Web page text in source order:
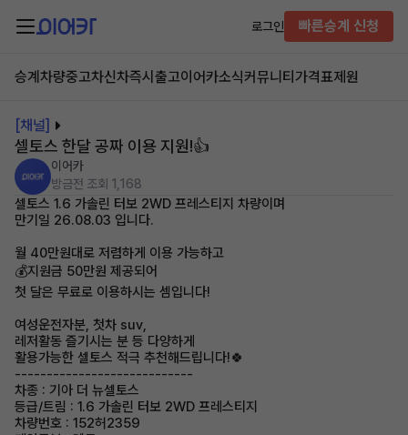
로그인 빠른승계 신청
승계차량중고차신차즉시출고이어카소식커뮤니티 가격표제원
[채널]
셀토스 한달 공짜 이용 지원!👍
이어카
방금전 조회 1,168
셀토스 1.6 가솔린 터보 2WD 프레스티지 차량이며
만기일 26.08.03 입니다.
월 40만원대로 저렴하게 이용 가능하고
💰지원금 50만원 제공되어
첫 달은 무료로 이용하시는 셈입니다!
여성운전자분, 첫차 suv,
레저활동 즐기시는 분 등 다양하게
활용가능한 셀토스 적극 추천해드립니다!🍀
----------------------------
차종 : 기아 더 뉴셀토스
등급/트림 : 1.6 가솔린 터보 2WD 프레스티지
차량번호 : 152허2359